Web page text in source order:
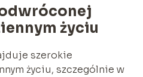
życiu
szerokie
życiu, szczególnie w